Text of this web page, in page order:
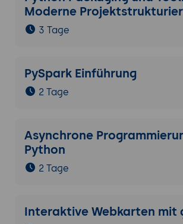
Moderne
3 Tage
PySpark Einführung
2 Tage
Asynchrone
Python
2 Tage
Interaktive Webkarten mit